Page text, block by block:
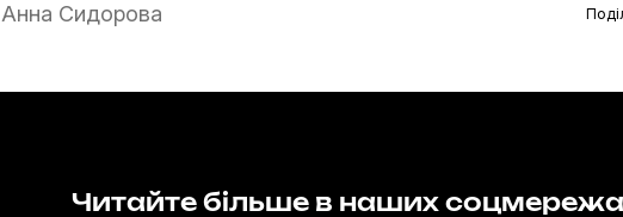
Анна Сидорова
Читайте більше в наших